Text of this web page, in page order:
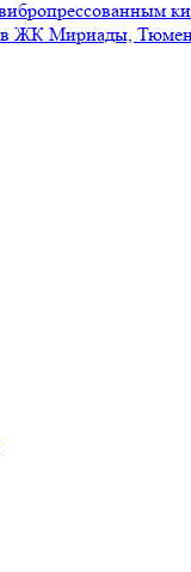
в ЖК Мириады,